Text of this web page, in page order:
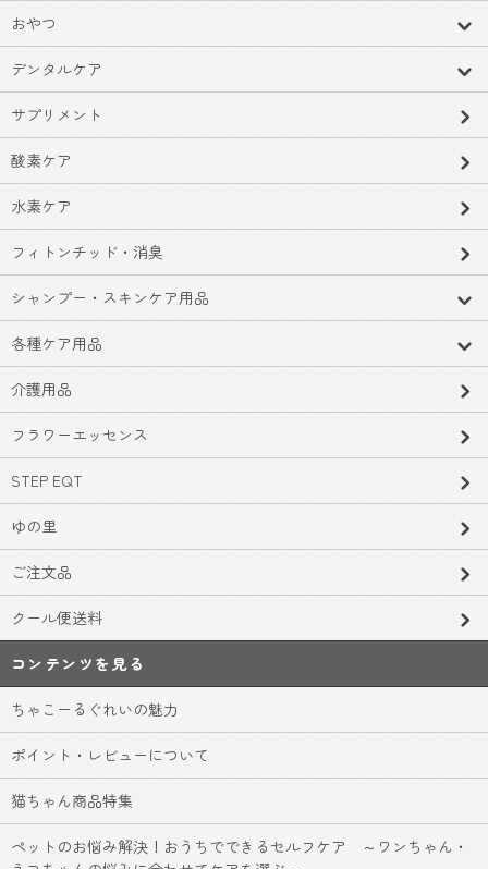
おやつ
デンタルケア
サプリメント
酸素ケア
水素ケア
フィトンチッド・消臭
シャンプー・スキンケア用品
各種ケア用品
介護用品
フラワーエッセンス
STEP EQT
ゆの里
ご注文品
クール便送料
コンテンツを見る
ちゃこーるぐれいの魅力
ポイント・レビューについて
猫ちゃん商品特集
ペットのお悩み解決！おうちでできるセルフケア ～ワンちゃん・